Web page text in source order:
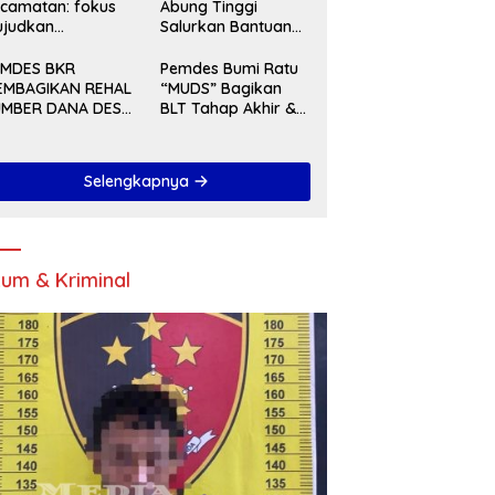
fokus
dan
Tahun 2027
Abung Tinggi
Salurkan Bantuan
Kepada KPM
BKR
REHAL
DANA DESA
Pemdes Bumi Ratu
“MUDS” Bagikan
BLT Tahap Akhir &
Tahun 2024
Selengkapnya
& Kriminal